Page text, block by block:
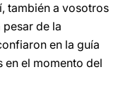
también a vosotros
pesar de la
en la guía
en el momento del